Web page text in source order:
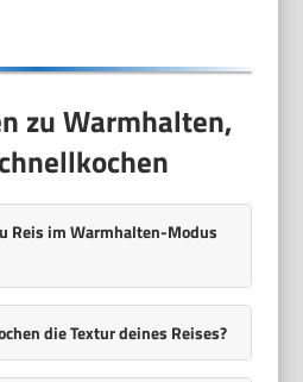
zu Warmhalten,
Reis imWarmhalten-Modus
die Textur deines Reises?